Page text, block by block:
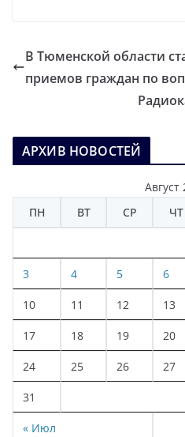
В Тюменской области
приемов граждан по
АРХИВ НОВОСТЕЙ
Август
ПН
ВТ СР ЧТ
« Июл
3 4 5 6
10 11 12 13
17 18 19 20
24 25 26 27
31